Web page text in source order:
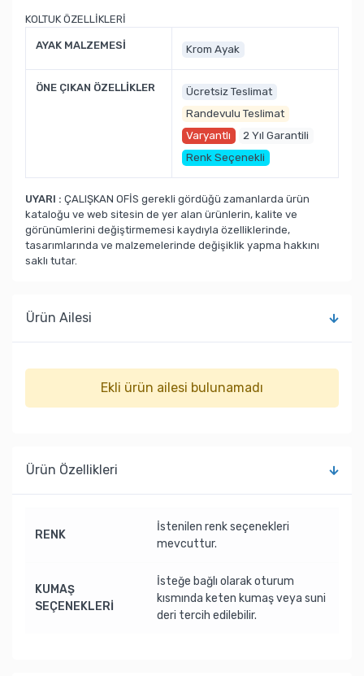
KOLTUK ÖZELLİKLERİ
AYAK MALZEMESİ Krom Ayak
ÖNE ÇIKAN ÖZELLİKLER
Ücretsiz Teslimat
Randevulu Teslimat
Varyantlı
2 Yıl Garantili
Renk Seçenekli
UYARI : ÇALIŞKAN OFİS gerekli gördüğü zamanlarda ürün
kataloğu ve web sitesin de yer alan ürünlerin, kalite ve
görünümlerini değiştirmemesi kaydıyla özelliklerinde,
tasarımlarında ve malzemelerinde değişiklik yapma hakkını
saklı tutar.
Ürün Ailesi
Ekli ürün ailesi bulunamadı
Ürün Özellikleri
RENK
İstenilen renk seçenekleri
mevcuttur.
KUMAŞ
SEÇENEKLERİ
İsteğe bağlı olarak oturum
kısmında keten kumaş veya suni
deri tercih edilebilir.